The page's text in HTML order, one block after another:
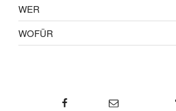
WER
WOFÜR
E-Mail KONTAKT